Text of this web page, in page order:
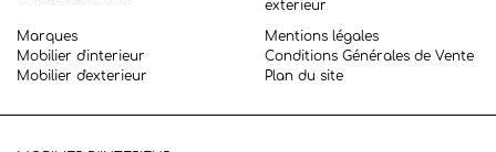
exterieur
Marques
Mobilier d'interieur
Mobilier d'exterieur
Mentions légales
Conditions Générales de Vente
Plan du site